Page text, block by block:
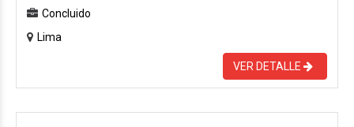
Concluido
Lima
VER DETALLE